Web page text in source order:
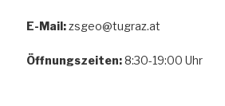
E-Mail:zsgeo@tugraz.at
Öffnungszeiten:8:30-19:00 Uhr